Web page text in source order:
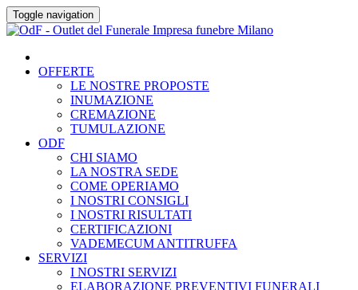
Skip
to
Toggle navigation
OFFERTE
LE NOSTRE PROPOSTE
INUMAZIONE
CREMAZIONE
TUMULAZIONE
ODF
CHI SIAMO
LA NOSTRA SEDE
COME OPERIAMO
I NOSTRI CONSIGLI
I NOSTRI RISULTATI
CERTIFICAZIONI
VADEMECUM ANTITRUFFA
SERVIZI
I NOSTRI SERVIZI
ELABORAZIONE PREVENTIVI FUNERALI